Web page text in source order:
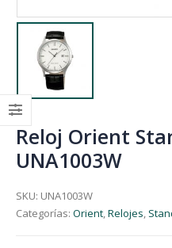
Reloj Orient
UNA1003W
SKU: UNA1003W
Categorías: Orient,Relojes,